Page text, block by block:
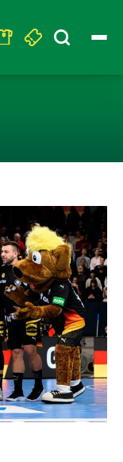
Search
for: